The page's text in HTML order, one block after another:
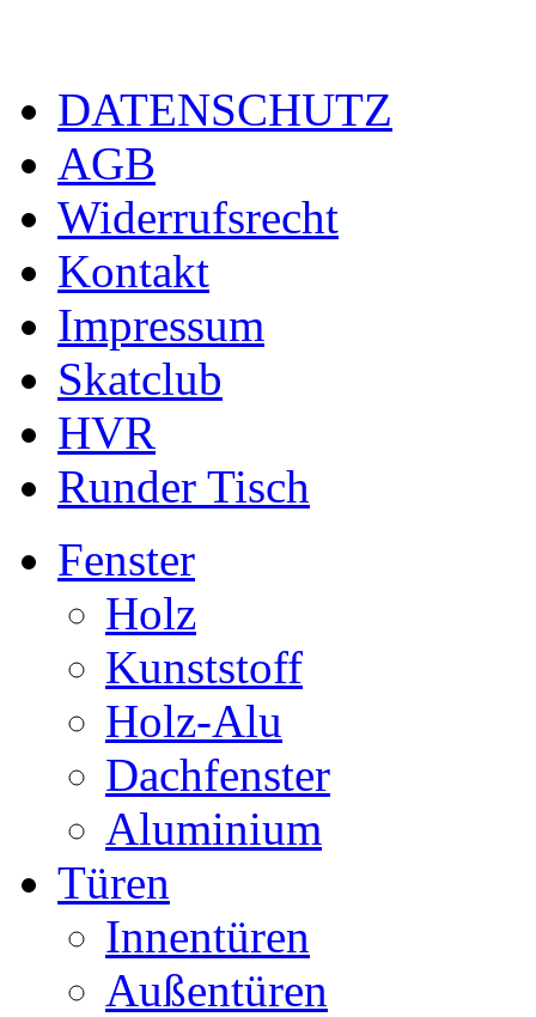
DATENSCHUTZ
AGB
Widerrufsrecht
Kontakt
Impressum
Skatclub
HVR
Runder Tisch
Fenster
Holz
Kunststoff
Holz-Alu
Dachfenster
Aluminium
Türen
Innentüren
Außentüren